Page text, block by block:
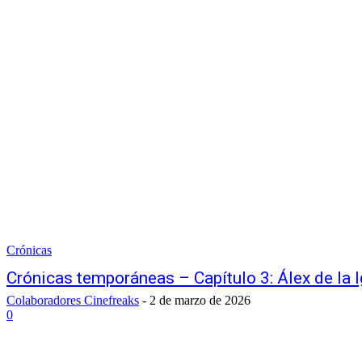
Crónicas
Crónicas temporáneas – Capítulo 3: Álex de la
Colaboradores Cinefreaks - 2 de marzo de 2026
0